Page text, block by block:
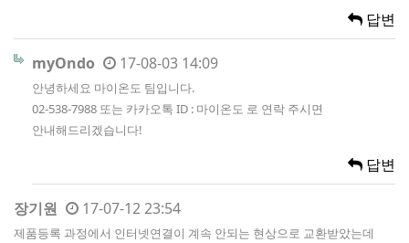
답변
myOndo 17-08-03 14:09
안녕하세요 마이온도 팀입니다.
02-538-7988 또는 카카오톡 ID : 마이온도 로 연락 주시면
안내해드리겠습니다!
답변
장기원 17-07-12 23:54
제품등록 과정에서 인터넷연결이 계속 안되는 현상으로 교환받았는데